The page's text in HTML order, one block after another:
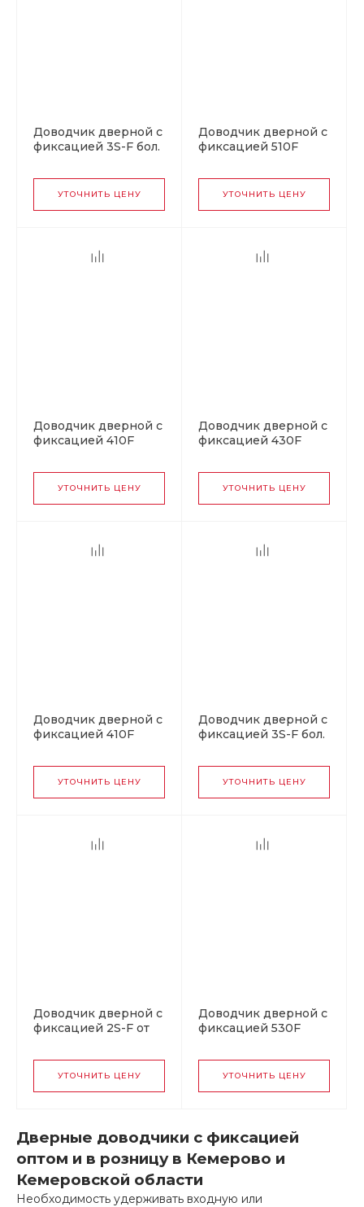
Доводчик дверной с
фиксацией 3S-F бол.
УТОЧНИТЬ ЦЕНУ
Доводчик дверной с
фиксацией 510F
до 60 кг коричневый
УТОЧНИТЬ ЦЕНУ
Доводчик дверной с
фиксацией 410F
кг коричневый
УТОЧНИТЬ ЦЕНУ
Доводчик дверной с
фиксацией 430F
кг графит
УТОЧНИТЬ ЦЕНУ
Доводчик дверной с
фиксацией 410F
кг графит
УТОЧНИТЬ ЦЕНУ
Доводчик дверной с
фиксацией 3S-F бол.
УТОЧНИТЬ ЦЕНУ
Доводчик дверной с
фиксацией 2S-F от
УТОЧНИТЬ ЦЕНУ
Доводчик дверной с
фиксацией 530F
до 90 кг серебро
УТОЧНИТЬ ЦЕНУ
Дверные доводчики с фиксацией
оптом и в розницу в Кемерово и
Кемеровской области
Необходимость удерживать входную или